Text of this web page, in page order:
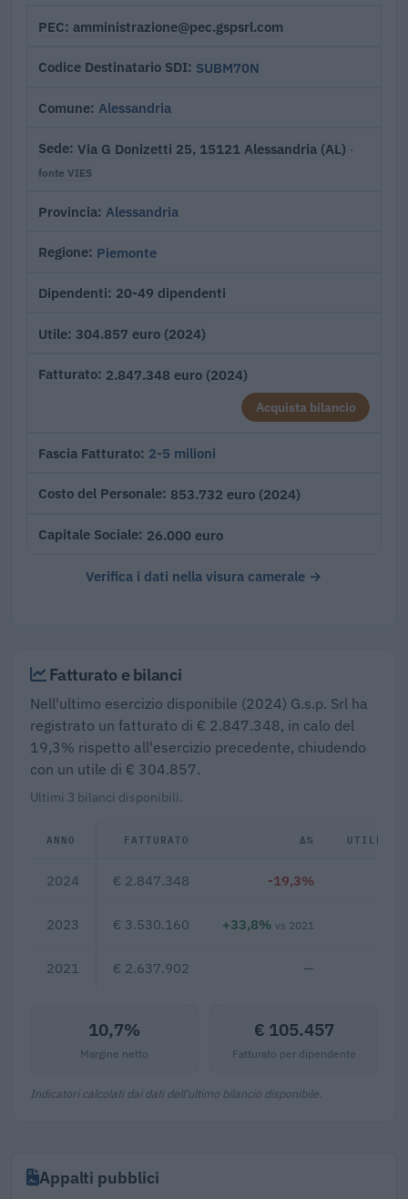
PEC amministrazione@pec.gspsrl.com
Codice Destinatario SDI SUBM70N
Comune Alessandria
Sede Via G Donizetti 25, 15121 Alessandria (AL) ·
fonte VIES
Provincia Alessandria
Regione Piemonte
Dipendenti 20-49 dipendenti
Utile 304.857 euro (2024)
Fatturato 2.847.348 euro (2024)
Acquista bilancio
Fascia Fatturato 2-5 milioni
Costo del Personale 853.732 euro (2024)
Capitale Sociale 26.000 euro
Verifica i dati nella visura camerale →
Fatturato e bilanci
Nell'ultimo esercizio disponibile (2024) G.s.p. Srl ha
registrato un fatturato di € 2.847.348, in calo del
19,3% rispetto all'esercizio precedente, chiudendo
con un utile di € 304.857.
Ultimi 3 bilanci disponibili.
ANNO FATTURATO Δ% UTILE/
2024 € 2.847.348 -19,3%
2023 € 3.530.160 +33,8% vs 2021
2021 € 2.637.902 —
10,7%
Margine netto
€ 105.457
Fatturato per dipendente
Indicatori calcolati dai dati dell'ultimo bilancio disponibile.
Appalti pubblici